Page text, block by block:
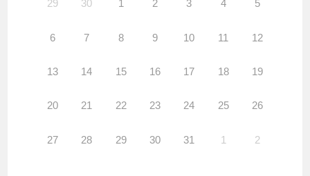
29 30 1 2 3 4 5
6 7 8 9 10 11 12
13 14 15 16 17 18 19
20 21 22 23 24 25 26
27 28 29 30 31 1 2